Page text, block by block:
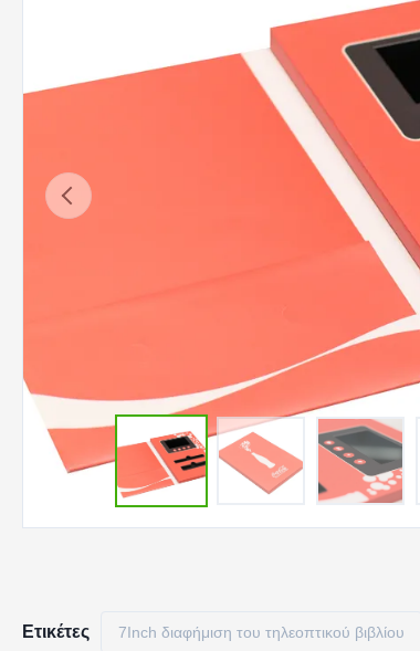
Ετικέτες 7Inch διαφήμιση του τηλεοπτικού βιβλίου